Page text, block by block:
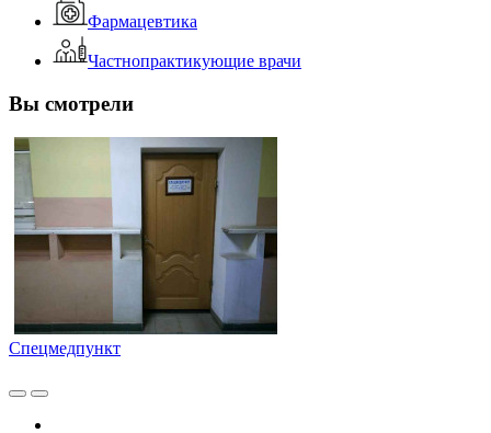
Фармацевтика
Частнопрактикующие врачи
Вы смотрели
Спецмедпункт